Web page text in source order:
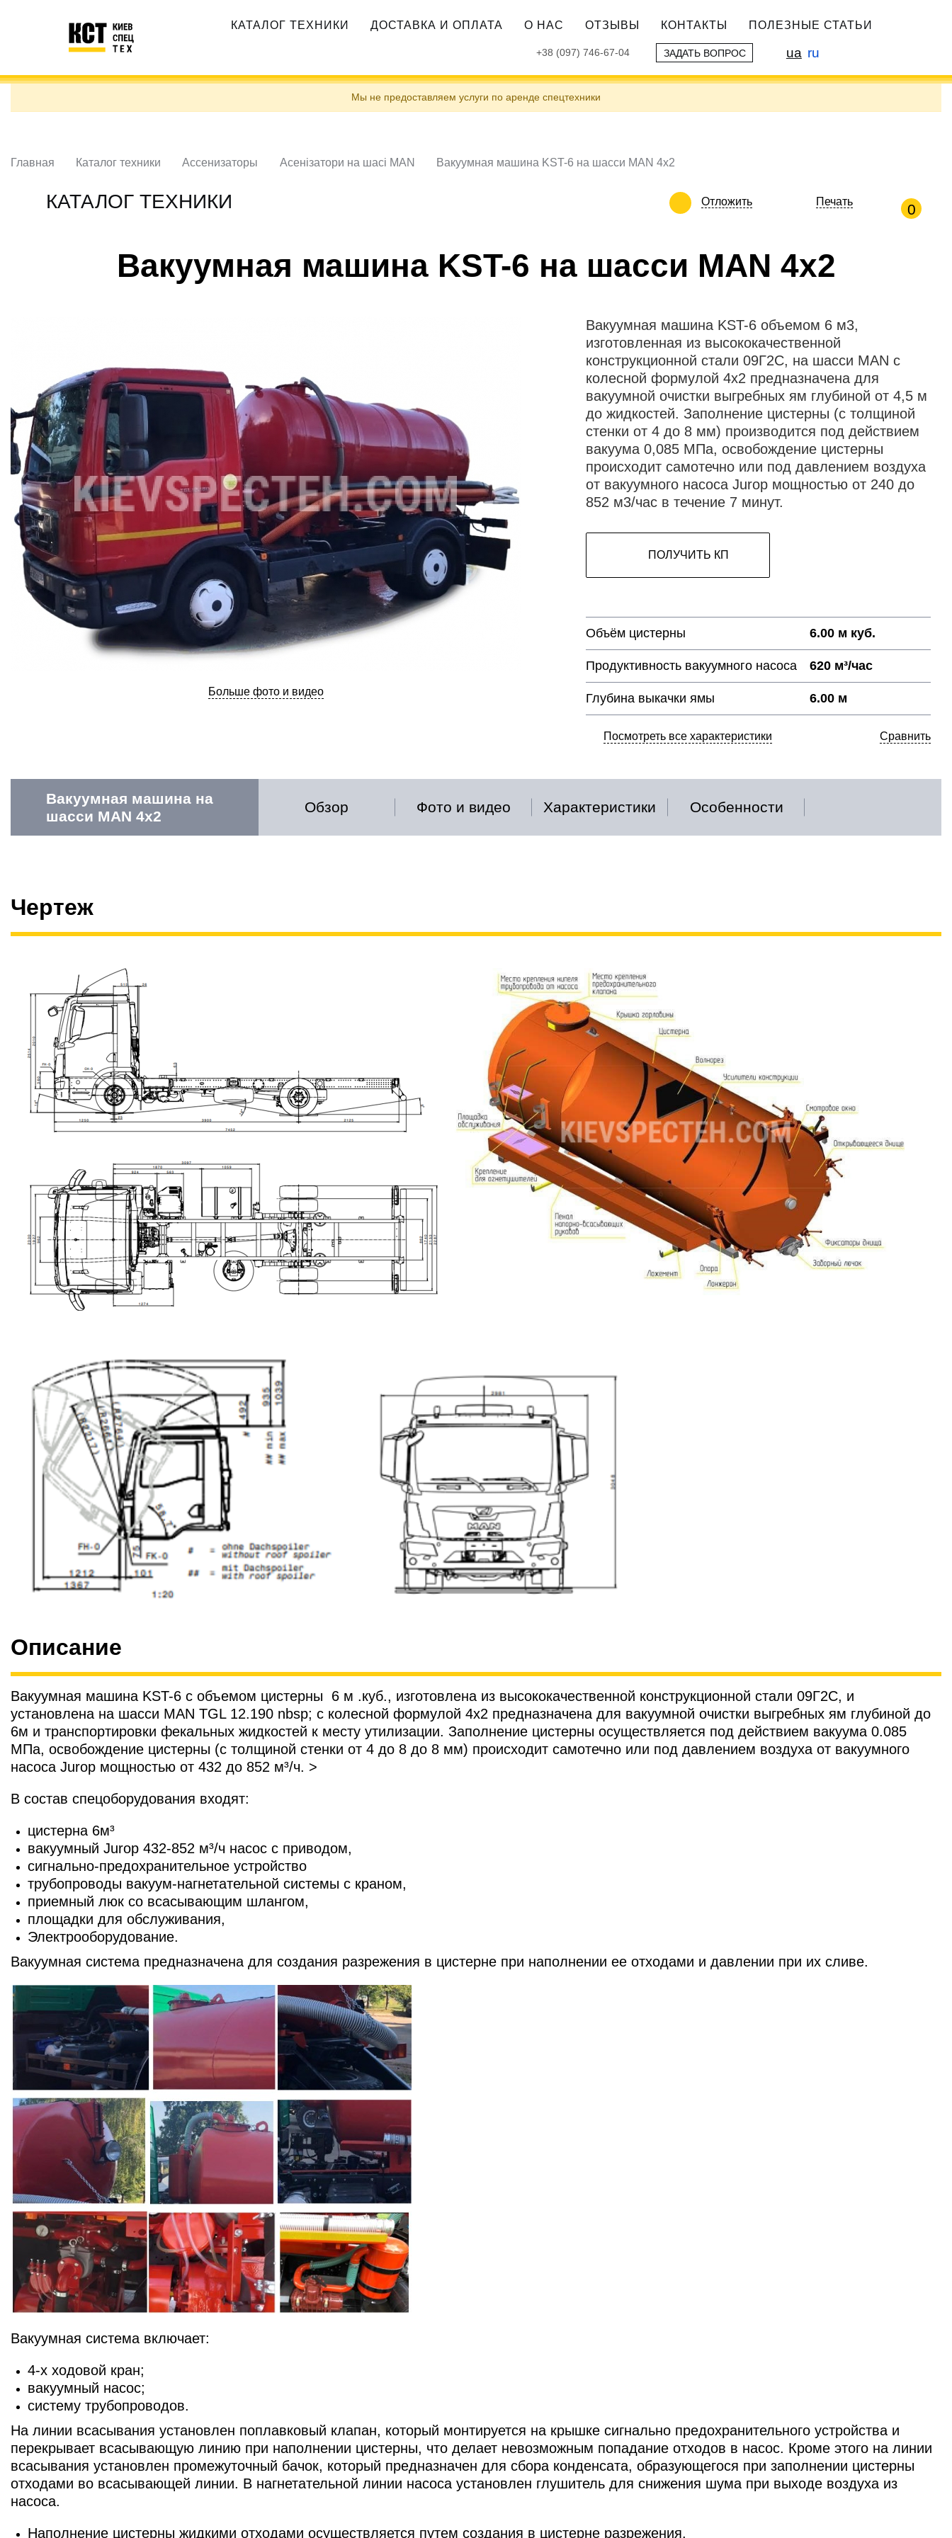
навигация
КАТАЛОГ ТЕХНИКИ ДОСТАВКА И ОПЛАТА О НАС ОТЗЫВЫ КОНТАКТЫ ПОЛЕЗНЫЕ СТАТЬИ
+38 (097) 746-67-04 ЗАДАТЬ ВОПРОС ua ru
Мы не предоставляем услуги по аренде спецтехники
Главная Каталог техники Ассенизаторы Асенізатори на шасі MAN Вакуумная машина KST-6 на шасси MAN 4х2
КАТАЛОГ ТЕХНИКИ Отложить Печать 0
Вакуумная машина KST-6 на шасси MAN 4х2
Больше фото и видео
Вакуумная машина KST-6 объемом 6 м3,
изготовленная из высококачественной
конструкционной стали 09Г2С, на шасси MAN с
колесной формулой 4х2 предназначена для
вакуумной очистки выгребных ям глубиной от 4,5 м
до жидкостей. Заполнение цистерны (с толщиной
стенки от 4 до 8 мм) производится под действием
вакуума 0,085 МПа, освобождение цистерны
происходит самотечно или под давлением воздуха
от вакуумного насоса Jurop мощностью от 240 до
852 м3/час в течение 7 минут.
ПОЛУЧИТЬ КП
Объём цистерны 6.00 м куб.
Продуктивность вакуумного насоса 620 м³/час
Глубина выкачки ямы 6.00 м
Посмотреть все характеристики Сравнить
Вакуумная машина на
шасси MAN 4х2
Обзор Фото и видео Характеристики Особенности
Чертеж
Описание
Вакуумная машина KST-6 с объемом цистерны 6 м .куб., изготовлена из высококачественной конструкционной стали 09Г2С, и
установлена на шасси MAN TGL 12.190 nbsp; с колесной формулой 4х2 предназначена для вакуумной очистки выгребных ям глубиной до
6м и транспортировки фекальных жидкостей к месту утилизации. Заполнение цистерны осуществляется под действием вакуума 0.085
МПа, освобождение цистерны (с толщиной стенки от 4 до 8 до 8 мм) происходит самотечно или под давлением воздуха от вакуумного
насоса Jurop мощностью от 432 до 852 м³/ч. >
В состав спецоборудования входят:
цистерна 6м³
вакуумный Jurop 432-852 м³/ч насос с приводом,
сигнально-предохранительное устройство
трубопроводы вакуум-нагнетательной системы с краном,
приемный люк со всасывающим шлангом,
площадки для обслуживания,
Электрооборудование.
Вакуумная система предназначена для создания разрежения в цистерне при наполнении ее отходами и давлении при их сливе.
Вакуумная система включает:
4-х ходовой кран;
вакуумный насос;
систему трубопроводов.
На линии всасывания установлен поплавковый клапан, который монтируется на крышке сигнально предохранительного устройства и
перекрывает всасывающую линию при наполнении цистерны, что делает невозможным попадание отходов в насос. Кроме этого на линии
всасывания установлен промежуточный бачок, который предназначен для сбора конденсата, образующегося при заполнении цистерны
отходами во всасывающей линии. В нагнетательной линии насоса установлен глушитель для снижения шума при выходе воздуха из
насоса.
Наполнение цистерны жидкими отходами осуществляется путем создания в цистерне разрежения.